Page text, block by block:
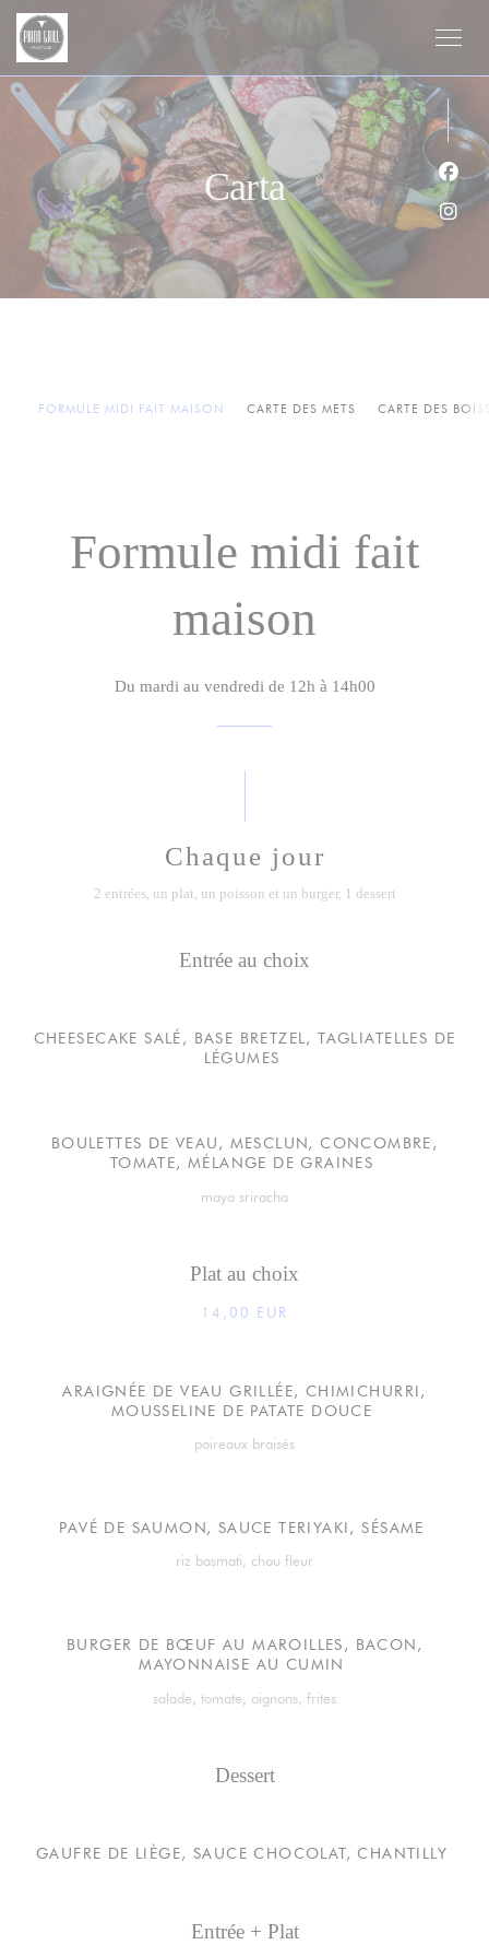
Personalización de sus opciones de cookies
Carta
FORMULE MIDI FAIT MAISON CARTE DES METS CARTE DES
Formule midi fait
maison
Du mardi au vendredi de 12h à 14h00
Chaque jour
2 entrées, un plat, un poisson et un burger, 1 dessert
Entrée au choix
CHEESECAKE SALÉ, BASE BRETZEL, TAGLIATELLES DE
LÉGUMES
BOULETTES DE VEAU, MESCLUN, CONCOMBRE,
TOMATE, MÉLANGE DE GRAINES
mayo sriracha
Plat au choix
14,00 EUR
ARAIGNÉE DE VEAU GRILLÉE, CHIMICHURRI,
MOUSSELINE DE PATATE DOUCE
poireaux braisés
PAVÉ DE SAUMON, SAUCE TERIYAKI, SÉSAME
riz basmati, chou fleur
BURGER DE BŒUF AU MAROILLES, BACON,
MAYONNAISE AU CUMIN
salade, tomate, oignons, frites
Dessert
GAUFRE DE LIÈGE, SAUCE CHOCOLAT, CHANTILLY
Entrée + Plat